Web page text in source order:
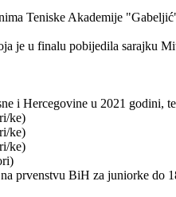
Teniske Akademije
je u finalu pobijedila sarajku
i Hercegovine u 2021 godini,
ke)
ke)
ke)
prvenstvu BiH za juniorke